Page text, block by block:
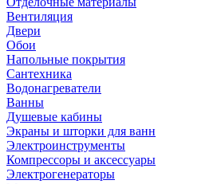
Вентиляция
Двери
Обои
Напольные покрытия
Сантехника
Водонагреватели
Ванны
Душевые кабины
Экраны и шторки для ванн
Электроинструменты
Компрессоры и аксессуары
Электрогенераторы